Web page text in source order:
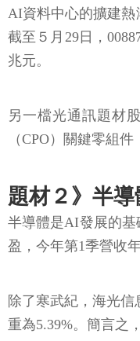
AI資料中心的擴建熱
截至５月29日，
兆元。
另一檔光通訊題材
（CPO）關鍵零組
題材２》半
半導體是AI發展的
盈，今年第1季營收
除了寒武紀，海光
重為5.39%。簡言之